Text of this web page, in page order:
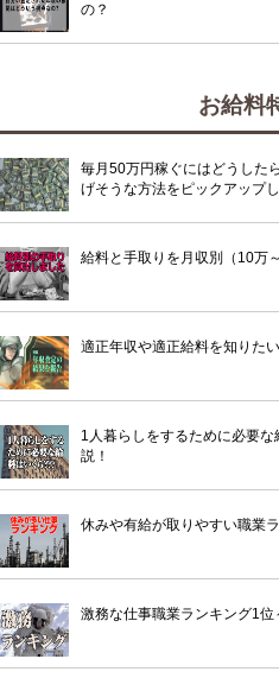
の？
お給料
毎月50万円稼ぐにはどうした
げそうな方法をピックアップし
給料と手取りを月収別（10万
適正年収や適正給料を知りた
1人暮らしをするために必要
説！
休みや有給が取りやすい職業
激務な仕事職業ランキング1位